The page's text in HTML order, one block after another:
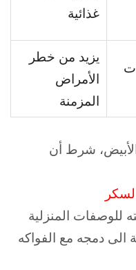
غذائية
يزيد من خطر
الأمراض
المزمنة
الأبيض، شرط أن
للوصفات المنزلية
الى دمجه مع الفواكه